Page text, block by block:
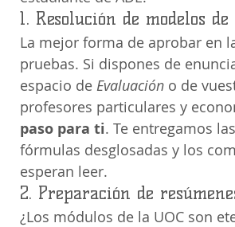
1. Resolución de modelos
La mejor forma de aprobar en
pruebas. Si dispones de
espacio de Evaluación o de
profesores particulares y
paso para ti. Te entregamos
fórmulas desglosadas y los
esperan leer.
2. Preparación de
¿Los módulos de la UOC son